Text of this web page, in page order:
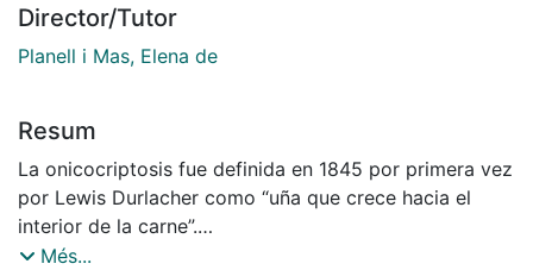
Director/Tutor
Planell i Mas, Elena de
Resum
La onicocriptosis fue definida en 1845 por primera vez
por Lewis Durlacher como “uña que crece hacia el
interior de la carne”.
Se trata de una afección podológica de la lámina
Més...